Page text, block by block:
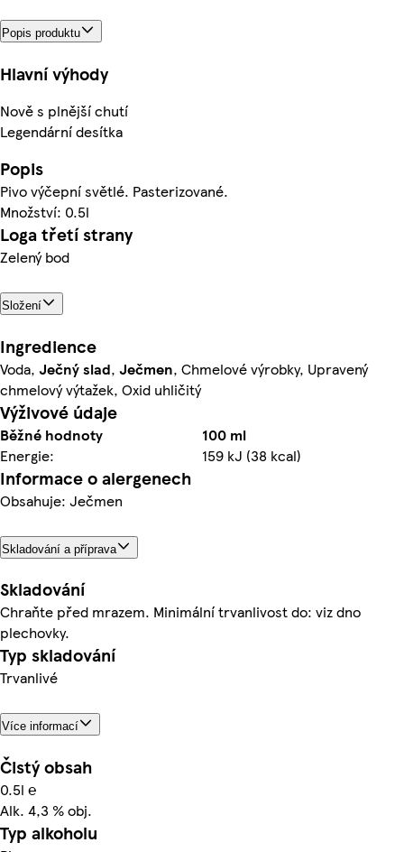
Popis produktu
Hlavní výhody
Nově s plnější chutí
Legendární desítka
Popis
Pivo výčepní světlé. Pasterizované.
Množství: 0.5l
Loga třetí strany
Zelený bod
Složení
Ingredience
Voda, Ječnýslad, Ječmen, Chmelové výrobky, Upravený
chmelový výtažek, Oxid uhličitý
Výživové údaje
Běžné hodnoty
100 ml
Energie:
159 kJ (38 kcal)
Informace o alergenech
Obsahuje: Ječmen
Skladování a příprava
Skladování
Chraňte před mrazem. Minimální trvanlivost do: viz dno
plechovky.
Typ skladování
Trvanlivé
Více informací
Čistý obsah
0.5l ℮
Alk. 4,3 % obj.
Typ alkoholu